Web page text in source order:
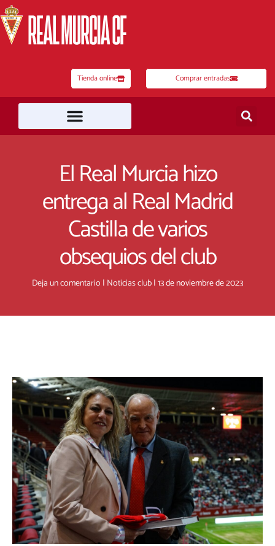
al
contenido
Tienda online Comprar entradas
El Real Murcia hizo
entrega al Real Madrid
Castilla de varios
obsequios del club
Deja un comentario | Noticias club|13 de noviembre de 2023